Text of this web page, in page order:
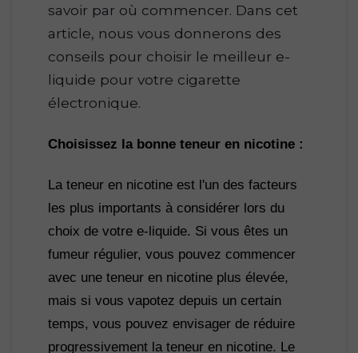
savoir par où commencer. Dans cet
article, nous vous donnerons des
conseils pour choisir le meilleur e-
liquide pour votre cigarette
électronique.
Choisissez la bonne teneur en nicotine :
La teneur en nicotine est l'un des facteurs
les plus importants à considérer lors du
choix de votre e-liquide. Si vous êtes un
fumeur régulier, vous pouvez commencer
avec une teneur en nicotine plus élevée,
mais si vous vapotez depuis un certain
temps, vous pouvez envisager de réduire
progressivement la teneur en nicotine. Le